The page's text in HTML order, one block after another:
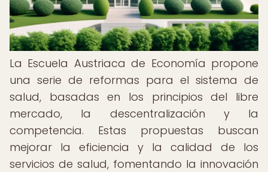
La Escuela Austriaca de Economía propone
una serie de reformas para el sistema de
salud, basadas en los principios del libre
mercado, la descentralización y la
competencia. Estas propuestas buscan
mejorar la eficiencia y la calidad de los
servicios de salud, fomentando la innovación